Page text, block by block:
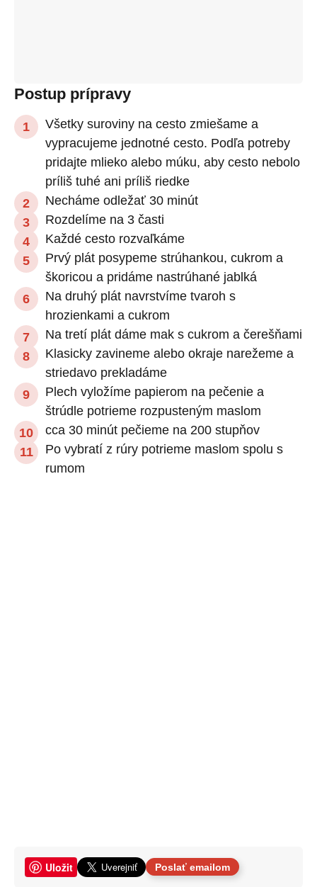
Postup prípravy
Všetky suroviny na cesto zmiešame a
vypracujeme jednotné cesto. Podľa potreby
pridajte mlieko alebo múku, aby cesto nebolo
príliš tuhé ani príliš riedke
Necháme odležať 30 minút
Rozdelíme na 3 časti
Každé cesto rozvaľkáme
Prvý plát posypeme strúhankou, cukrom a
škoricou a pridáme nastrúhané jablká
Na druhý plát navrstvíme tvaroh s
hrozienkami a cukrom
Na tretí plát dáme mak s cukrom a čerešňami
Klasicky zavineme alebo okraje narežeme a
striedavo prekladáme
Plech vyložíme papierom na pečenie a
štrúdle potrieme rozpusteným maslom
cca 30 minút pečieme na 200 stupňov
Po vybratí z rúry potrieme maslom spolu s
rumom
Uložit Poslať emailom